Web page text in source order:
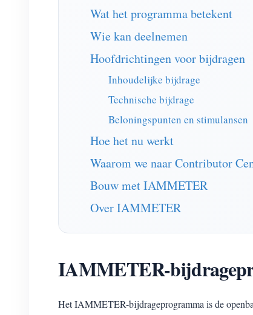
Wat het programma betekent
Wie kan deelnemen
Hoofdrichtingen voor bijdragen
Inhoudelijke bijdrage
Technische bijdrage
Beloningspunten en stimulansen
Hoe het nu werkt
Waarom we naar Contributor
Bouw met IAMMETER
Over IAMMETER
IAMMETER-
Het IAMMETER-bijdrageprogramma is de